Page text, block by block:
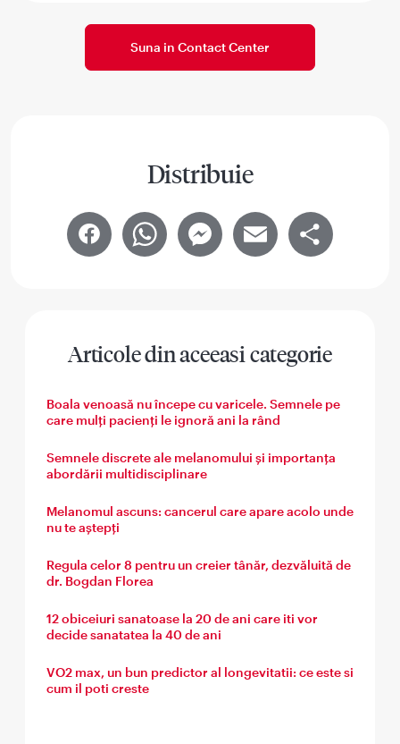
Suna in Contact Center
Distribuie
Articole din aceeasi categorie
Boala venoasă nu începe cu varicele. Semnele pe
care mulți pacienți le ignoră ani la rând
Semnele discrete ale melanomului și importanța
abordării multidisciplinare
Melanomul ascuns: cancerul care apare acolo unde
nu te aștepți
Regula celor 8 pentru un creier tânăr, dezvăluită de
dr. Bogdan Florea
12 obiceiuri sanatoase la 20 de ani care iti vor
decide sanatatea la 40 de ani
VO2 max, un bun predictor al longevitatii: ce este si
cum il poti creste